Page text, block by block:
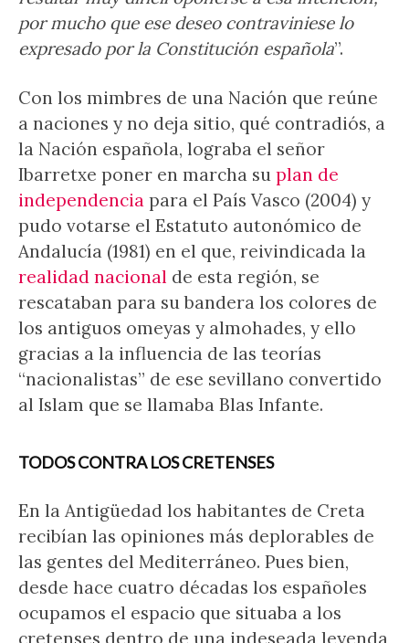
por mucho que ese deseo contraviniese lo
expresado por la Constitución española”.
Con los mimbres de una Nación que reúne
a naciones y no deja sitio, qué contradiós, a
la Nación española, lograba el señor
Ibarretxe poner en marcha su plan de
independencia para el País Vasco (2004) y
pudo votarse el Estatuto autonómico de
Andalucía (1981) en el que, reivindicada la
realidad nacional de esta región, se
rescataban para su bandera los colores de
los antiguos omeyas y almohades, y ello
gracias a la influencia de las teorías
“nacionalistas” de ese sevillano convertido
al Islam que se llamaba Blas Infante.
TODOS CONTRA LOS CRETENSES
En la Antigüedad los habitantes de Creta
recibían las opiniones más deplorables de
las gentes del Mediterráneo. Pues bien,
desde hace cuatro décadas los españoles
ocupamos el espacio que situaba a los
cretenses dentro de una indeseada leyenda